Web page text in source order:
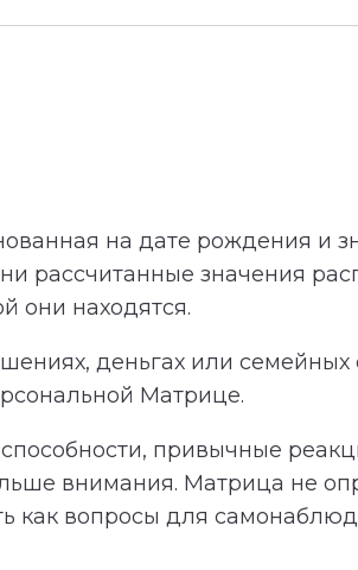
на дате рождения и
рассчитанные значения
они находятся.
деньгах или семейных
Матрице.
привычные
внимания. Матрица не
как вопросы для